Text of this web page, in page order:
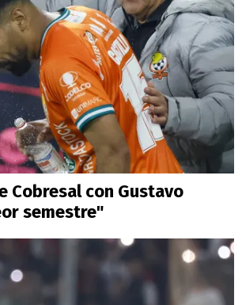
Cobresal con Gustavo
semestre"